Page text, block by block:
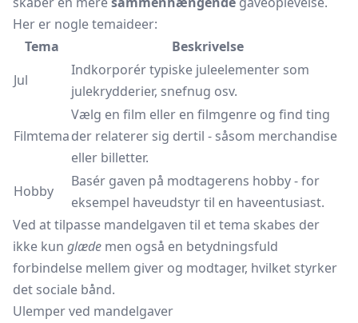
Her er nogle temaideer:
Tema
Beskrivelse
Jul
Indkorporér typiske juleelementer som
julekrydderier, snefnug osv.
Filmtema
Vælg en film eller en filmgenre og find ting
der relaterer sig dertil - såsom merchandise
eller billetter.
Hobby
Basér gaven på modtagerens hobby - for
eksempel haveudstyr til en haveentusiast.
Ved at tilpasse mandelgaven til et tema skabes der
ikke kun glæde men også en betydningsfuld
forbindelse mellem giver og modtager, hvilket styrker
det sociale bånd.
Ulemper ved mandelgaver